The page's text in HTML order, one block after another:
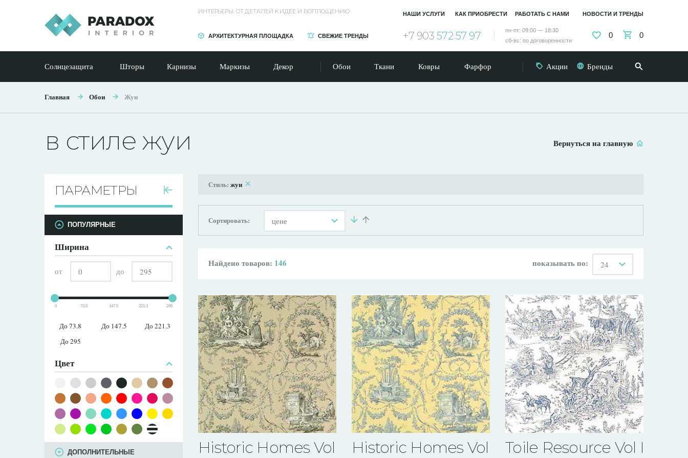
ИНТЕРЬЕРЫ: ОТ ДЕТАЛЕЙ К ИДЕЕ И ВОПЛОЩЕНИЮ
АРХИТЕКТУРНАЯ ПЛОЩАДКА СВЕЖИЕ ТРЕНДЫ +7 903 572 57 97
пн-пт: 09:00 — 18:30
сб-вс: по договоренности
НАШИ УСЛУГИ КАК ПРИОБРЕСТИ РАБОТАТЬ С НАМИ НОВОСТИ И ТРЕНДЫ
0 0
Солнцезащита Шторы Карнизы Маркизы Декор Обои Ткани Ковры Фарфор Акции Бренды
Главная Обои Жуи
Вернуться на главную
в стиле жуи
ПАРАМЕТРЫ
ПАРАМЕТРЫ
ПОПУЛЯРНЫЕ
Ширина
от до
0 73.8 147.5 221.3 295
До 73.8 До 147.5
До 221.3
До 295
Цвет
ДОПОЛНИТЕЛЬНЫЕ
Стиль: жуи
Сортировать: цене
Найдено товаров: 146 показывать по: 24
Historic Homes Vol VIIHistoric Homes Vol VIIToile Resource Vol II